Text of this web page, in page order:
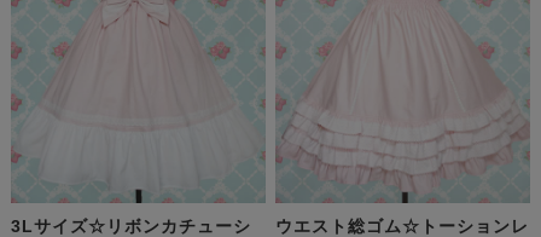
3Lサイズ☆リボンカチューシ
ウエスト総ゴム☆トーションレ